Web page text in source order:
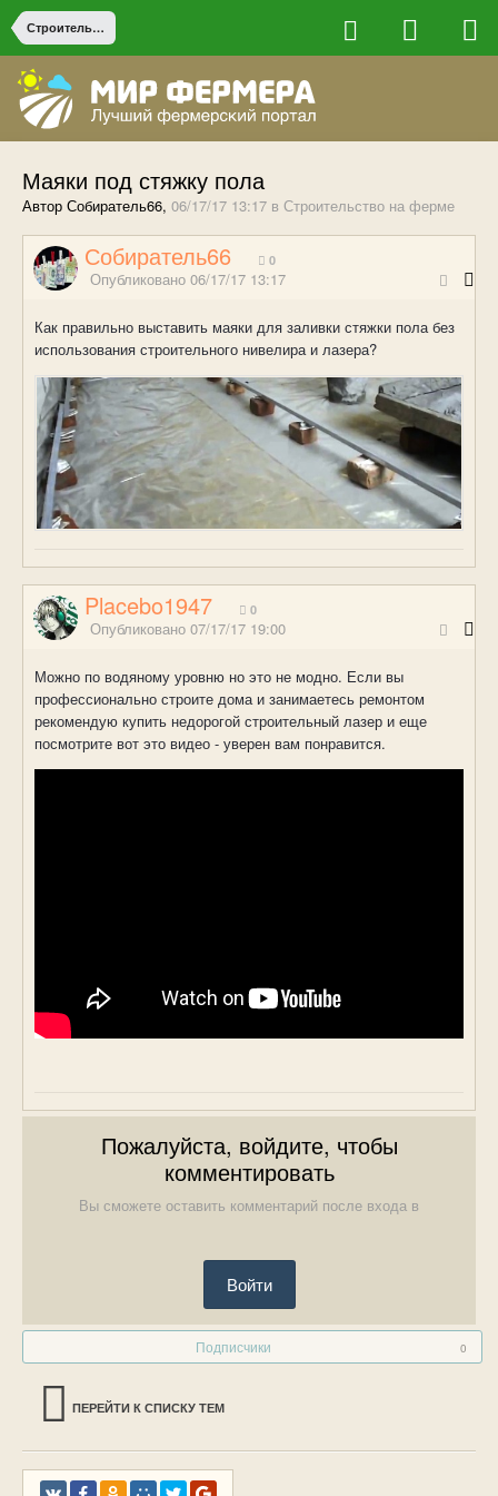
Строительство на ферме
Маяки под стяжку пола
Автор Собиратель66, 06/17/17 13:17 в Строительство на ферме
Собиратель66 0
Опубликовано 06/17/17 13:17
Как правильно выставить маяки для заливки стяжки пола без
использования строительного нивелира и лазера?
Placebo1947 0
Опубликовано 07/17/17 19:00
Можно по водяному уровню но это не модно. Если вы
профессионально строите дома и занимаетесь ремонтом
рекомендую купить недорогой строительный лазер и еще
посмотрите вот это видео - уверен вам понравится.
Пожалуйста, войдите, чтобы
комментировать
Вы сможете оставить комментарий после входа в
Войти
Подписчики 0
ПЕРЕЙТИ К СПИСКУ ТЕМ